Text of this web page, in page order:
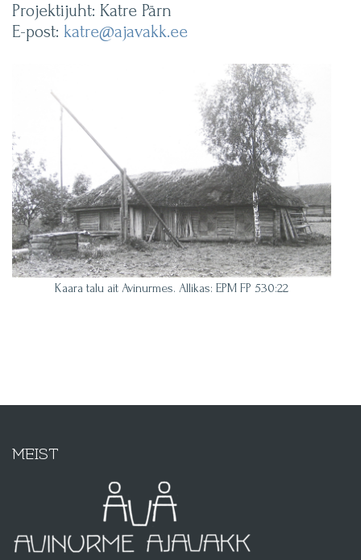
Projektijuht: Katre Pärn
E-post: katre@ajavakk.ee
Kaara talu ait Avinurmes. Allikas: EPM FP 530:22
MEIST